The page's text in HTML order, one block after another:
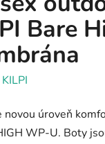
Bare
KILPI
novou úroveň
WP-U. Boty